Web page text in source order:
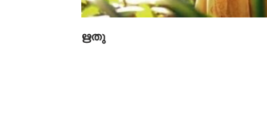
ഋതു